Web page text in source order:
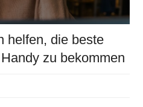
helfen, die beste
zu bekommen